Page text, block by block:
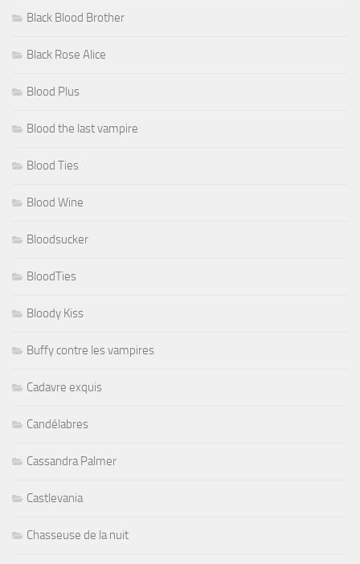
Black Blood Brother
Black Rose Alice
Blood Plus
Blood the last vampire
Blood Ties
Blood Wine
Bloodsucker
BloodTies
Bloody Kiss
Buffy contre les vampires
Cadavre exquis
Candélabres
Cassandra Palmer
Castlevania
Chasseuse de la nuit